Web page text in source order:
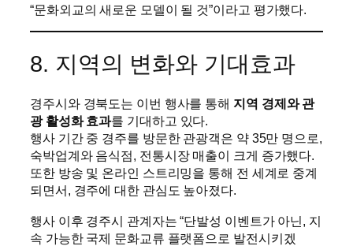
“문화외교의 새로운 모델이 될 것”이라고 평가했다.
8. 지역의 변화와 기대효과
경주시와 경북도는 이번 행사를 통해 지역 경제와 관
광 활성화 효과를 기대하고 있다.
행사 기간 중 경주를 방문한 관광객은 약 35만 명으로,
숙박업계와 음식점, 전통시장 매출이 크게 증가했다.
또한 방송 및 온라인 스트리밍을 통해 전 세계로 중계
되면서, 경주에 대한 관심도 높아졌다.
행사 이후 경주시 관계자는 “단발성 이벤트가 아닌, 지
속 가능한 국제 문화교류 플랫폼으로 발전시키겠